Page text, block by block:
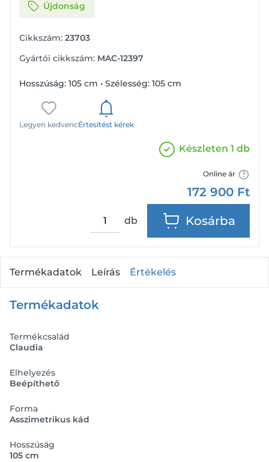
Újdonság
Cikkszám: 23703
Gyártói cikkszám: MAC-12397
Hosszúság: 105 cm • Szélesség: 105 cm
Legyen kedvencÉrtesítést kérek
Készleten 1 db
Online ár
172 900 Ft
db Kosárba
Termékadatok Leírás Értékelés
Termékadatok
Termékcsalád
Claudia
Elhelyezés
Beépíthető
Forma
Asszimetrikus kád
Hosszúság
105 cm